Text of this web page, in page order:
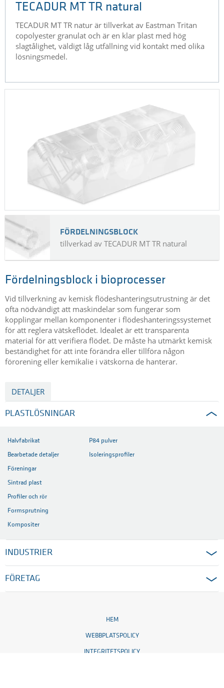
TECADUR MT TR natural
TECADUR MT TR natur är tillverkat av Eastman Tritan
copolyester granulat och är en klar plast med hög
slagtålighet, väldigt låg utfällning vid kontakt med olika
lösningsmedel.
FÖRDELNINGSBLOCK
tillverkad av TECADUR MT TR natural
Fördelningsblock i bioprocesser
Vid tillverkning av kemisk flödeshanteringsutrustning är det
ofta nödvändigt att maskindelar som fungerar som
kopplingar mellan komponenter i flödeshanteringssystemet
för att reglera vätskeflödet. Idealet är ett transparenta
material för att verifiera flödet. De måste ha utmärkt kemisk
beständighet för att inte förändra eller tillföra någon
förorening eller kemikalie i vätskorna de hanterar.
DETALJER
PLASTLÖSNINGAR
Halvfabrikat
Bearbetade detaljer
Föreningar
Sintrad plast
Profiler och rör
Formsprutning
Kompositer
P84 pulver
Isoleringsprofiler
INDUSTRIER
FÖRETAG
HEM
WEBBPLATSPOLICY
INTEGRITETSPOLICY